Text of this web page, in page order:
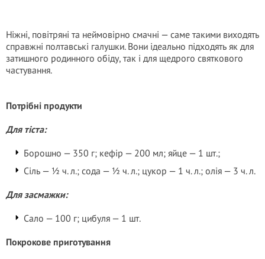
Ніжні, повітряні та неймовірно смачні — саме такими виходять
справжні полтавські галушки. Вони ідеально підходять як для
затишного родинного обіду, так і для щедрого святкового
частування.
Потрібні продукти
Для тіста:
Борошно — 350 г; кефір — 200 мл; яйце — 1 шт.;
Сіль — ½ ч. л.; сода — ½ ч. л.; цукор — 1 ч. л.; олія — 3 ч. л.
Для засмажки:
Сало — 100 г; цибуля — 1 шт.
Покрокове приготування